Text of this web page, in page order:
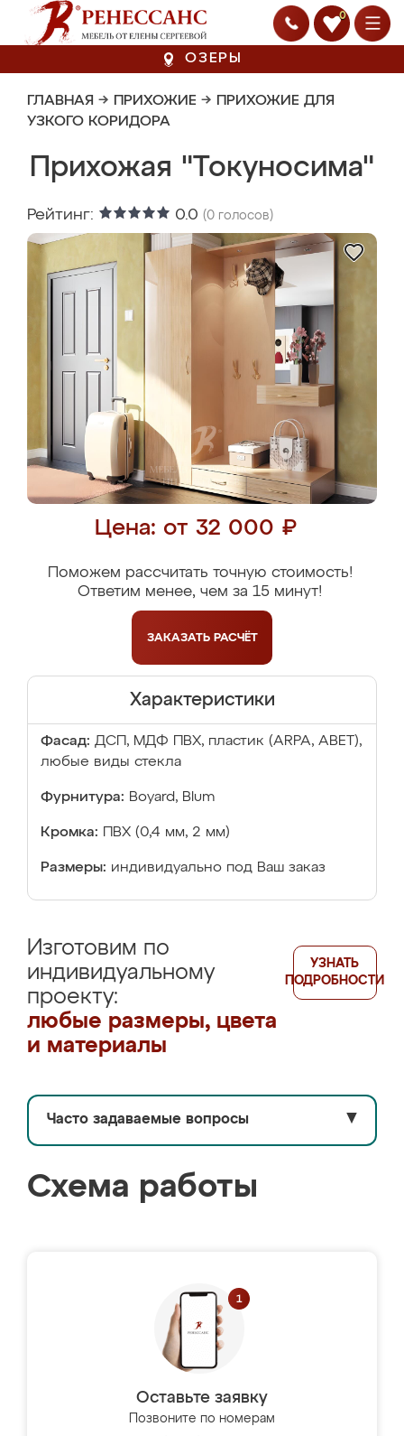
0
ОЗЕРЫ
ГЛАВНАЯ → ПРИХОЖИЕ → ПРИХОЖИЕ ДЛЯ
УЗКОГО КОРИДОРА
Прихожая "Токуносима"
Рейтинг: 0.0 (0 голосов)
Цена: от 32 000 ₽
Поможем рассчитать точную стоимость!
Ответим менее, чем за 15 минут!
ЗАКАЗАТЬ РАСЧЁТ
Характеристики
Фасад: ДСП, МДФ ПВХ, пластик (ARPA, ABET),
любые виды стекла
Фурнитура: Boyard, Blum
Кромка: ПВХ (0,4 мм, 2 мм)
Размеры: индивидуально под Ваш заказ
Изготовим по
индивидуальному
проекту:
любые размеры, цвета
и материалы
УЗНАТЬ
ПОДРОБНОСТИ
Часто задаваемые вопросы ▼
Схема работы
Оставьте заявку
Позвоните по номерам